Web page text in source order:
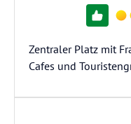
Zentraler Platz mit
Cafes und